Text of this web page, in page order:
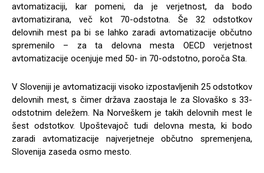
avtomatizaciji, kar pomeni, da je verjetnost, da bodo
avtomatizirana, več kot 70-odstotna. Še 32 odstotkov
delovnih mest pa bi se lahko zaradi avtomatizacije občutno
spremenilo – za ta delovna mesta OECD verjetnost
avtomatizacije ocenjuje med 50- in 70-odstotno, poroča Sta.
V Sloveniji je avtomatizaciji visoko izpostavljenih 25 odstotkov
delovnih mest, s čimer država zaostaja le za Slovaško s 33-
odstotnim deležem. Na Norveškem je takih delovnih mest le
šest odstotkov. Upoštevajoč tudi delovna mesta, ki bodo
zaradi avtomatizacije najverjetneje občutno spremenjena,
Slovenija zaseda osmo mesto.